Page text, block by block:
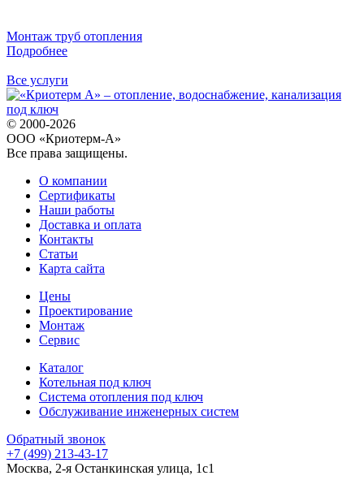
Монтаж труб отопления
Подробнее
Все услуги
© 2000-2026
ООО «Криотерм-А»
Все права защищены.
О компании
Сертификаты
Наши работы
Доставка и оплата
Контакты
Статьи
Карта сайта
Цены
Проектирование
Монтаж
Сервис
Каталог
Котельная под ключ
Система отопления под ключ
Обслуживание инженерных систем
Обратный звонок
+7 (499) 213-43-17
Москва, 2-я Останкинская улица, 1с1